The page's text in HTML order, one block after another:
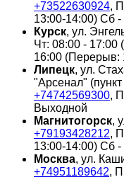
+73522630924,
13:00-14:00) Сб
Курск, ул.
Чт: 08:00 - 17:00
16:00 (Перерыв:
Липецк, ул.
"Арсенал"
+74742569300,
Выходной
Магнитогорск,
+79193428212,
13:00-14:00) Сб
Москва, ул.
+74951189642,